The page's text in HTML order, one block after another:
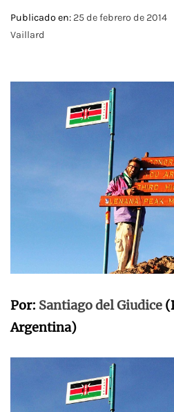
Publicado en: 25 de febrero de 2014
Vaillard
Por: Santiago del Giudice
Argentina)